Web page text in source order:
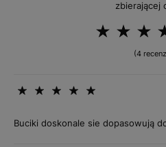
zbierającej
(4
Buciki doskonale sie dopasowują